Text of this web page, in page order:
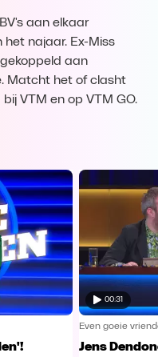
aan elkaar
najaar. Ex-Miss
aan
Matcht het of clasht
VTM en op VTM GO.
00:31
Even goeie
Jens